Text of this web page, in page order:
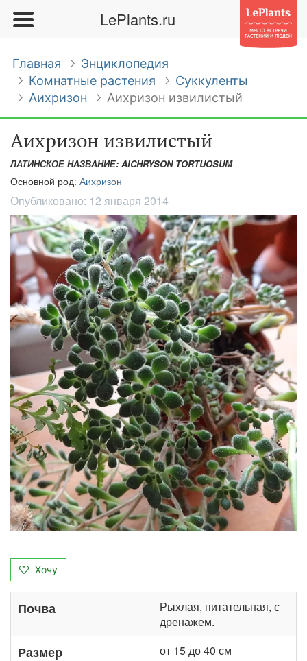
LePlants.ru
Главная
Энциклопедия
Комнатные растения
Суккуленты
Аихризон
Аихризон извилистый
Аихризон извилистый
ЛАТИНСКОЕ НАЗВАНИЕ: AICHRYSON TORTUOSUM
Основной род: Аихризон
Опубликовано: 12 января 2014
Хочу
Почва
Рыхлая, питательная, с
дренажем.
Размер от 15 до 40 см